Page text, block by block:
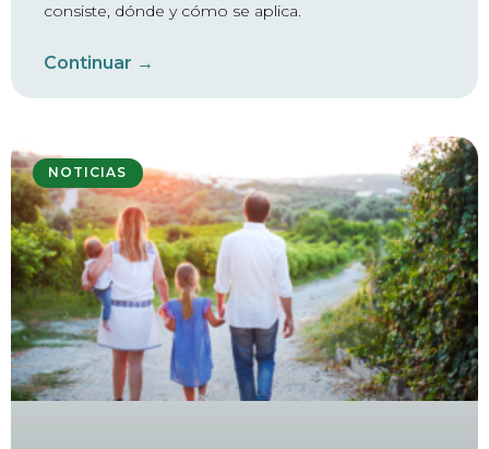
consiste, dónde y cómo se aplica.
Continuar →
NOTICIAS